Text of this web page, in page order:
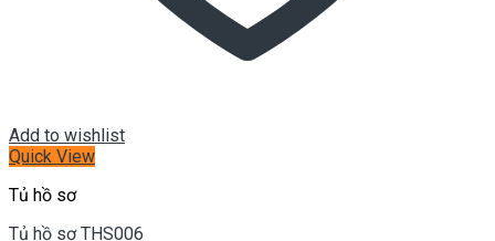
Add to wishlist
Quick View
Tủ hồ sơ
Tủ hồ sơ THS006